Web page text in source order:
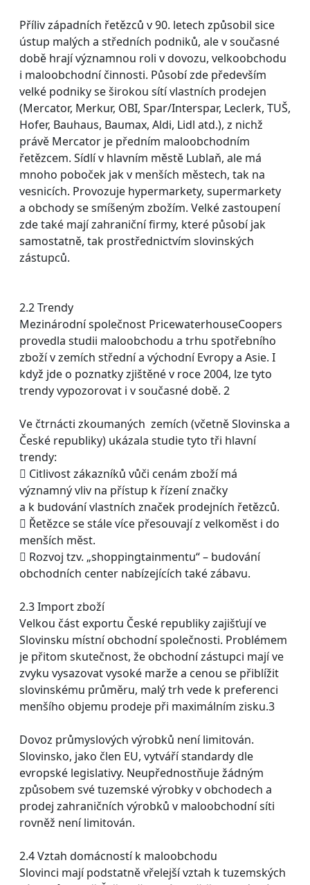
Příliv západních řetězců v 90. letech způsobil sice
ústup malých a středních podniků, ale v současné
době hrají významnou roli v dovozu, velkoobchodu
i maloobchodní činnosti. Působí zde především
velké podniky se širokou sítí vlastních prodejen
(Mercator, Merkur, OBI, Spar/Interspar, Leclerk, TUŠ,
Hofer, Bauhaus, Baumax, Aldi, Lidl atd.), z nichž
právě Mercator je předním maloobchodním
řetězcem. Sídlí v hlavním městě Lublaň, ale má
mnoho poboček jak v menších městech, tak na
vesnicích. Provozuje hypermarkety, supermarkety
a obchody se smíšeným zbožím. Velké zastoupení
zde také mají zahraniční firmy, které působí jak
samostatně, tak prostřednictvím slovinských
zástupců.
2.2 Trendy
Mezinárodní společnost PricewaterhouseCoopers
provedla studii maloobchodu a trhu spotřebního
zboží v zemích střední a východní Evropy a Asie. I
když jde o poznatky zjištěné v roce 2004, lze tyto
trendy vypozorovat i v současné době. 2
Ve čtrnácti zkoumaných zemích (včetně Slovinska a
České republiky) ukázala studie tyto tři hlavní
trendy:
 Citlivost zákazníků vůči cenám zboží má
významný vliv na přístup k řízení značky
a k budování vlastních značek prodejních řetězců.
 Řetězce se stále více přesouvají z velkoměst i do
menších měst.
 Rozvoj tzv. „shoppingtainmentu“ – budování
obchodních center nabízejících také zábavu.
2.3 Import zboží
Velkou část exportu České republiky zajišťují ve
Slovinsku místní obchodní společnosti. Problémem
je přitom skutečnost, že obchodní zástupci mají ve
zvyku vysazovat vysoké marže a cenou se přiblížit
slovinskému průměru, malý trh vede k preferenci
menšího objemu prodeje při maximálním zisku.3
Dovoz průmyslových výrobků není limitován.
Slovinsko, jako člen EU, vytváří standardy dle
evropské legislativy. Neupřednostňuje žádným
způsobem své tuzemské výrobky v obchodech a
prodej zahraničních výrobků v maloobchodní síti
rovněž není limitován.
2.4 Vztah domácností k maloobchodu
Slovinci mají podstatně vřelejší vztah k tuzemských